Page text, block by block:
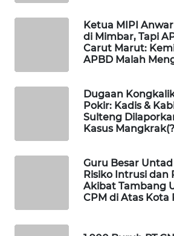
Ketua MIPI
di Mimbar, Tapi
Carut Marut:
APBD Malah
Dugaan
Pokir: Kadis &
Sulteng
Kasus
Guru Besar
Risiko Intrusi dan
Akibat Tambang
CPM di Atas Kota
PLN